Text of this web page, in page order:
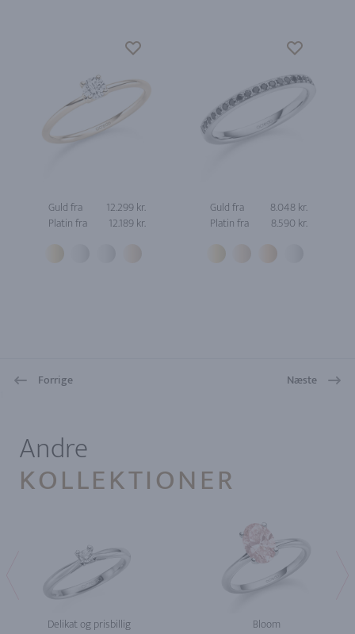
Guld fra
12.299 kr.
Platin fra
12.189 kr.
Guld fra
8.048 kr.
Platin fra
8.590 kr.
Forrige Næste
Andre
KOLLEKTIONER
Delikat og prisbillig Bloom